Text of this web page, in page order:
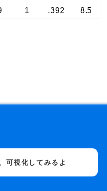
1 .392 8.5
可視化してみるよ